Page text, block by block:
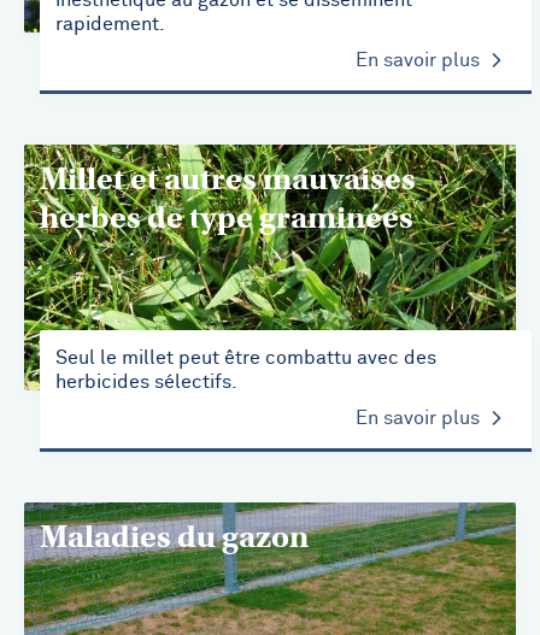
rapidement.
En savoir plus
Millet et autres mauvaises
herbes de type graminées
Seul le millet peut être combattu avec des
herbicides sélectifs.
En savoir plus
Maladies du gazon